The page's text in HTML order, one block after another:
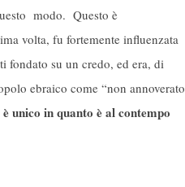
modo. Questo è
volta, fu fortemente influenzata
fondato su un credo, ed era, di
ebraico come “non annoverato
unico in quanto è al contempo